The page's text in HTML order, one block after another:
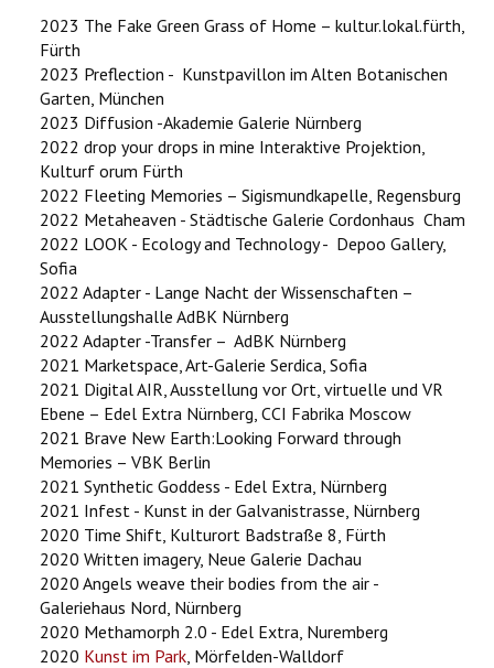
2023 The Fake Green Grass of Home – kultur.lokal.fürth,
Fürth
2023 Preflection - Kunstpavillon im Alten Botanischen
Garten, München
2023 Diffusion -Akademie Galerie Nürnberg
2022 drop your drops in mine Interaktive Projektion,
Kulturf orum Fürth
2022 Fleeting Memories – Sigismundkapelle, Regensburg
2022 Metaheaven - Städtische Galerie Cordonhaus Cham
2022 LOOK - Ecology and Technology - Depoo Gallery,
Sofia
2022 Adapter - Lange Nacht der Wissenschaften –
Ausstellungshalle AdBK Nürnberg
2022 Adapter -Transfer – AdBK Nürnberg
2021 Marketspace, Art-Galerie Serdica, Sofia
2021 Digital AIR, Ausstellung vor Ort, virtuelle und VR
Ebene – Edel Extra Nürnberg, CCI Fabrika Moscow
2021 Brave New Earth:Looking Forward through
Memories – VBK Berlin
2021 Synthetic Goddess - Edel Extra, Nürnberg
2021 Infest - Kunst in der Galvanistrasse, Nürnberg
2020 Time Shift, Kulturort Badstraße 8, Fürth
2020 Written imagery, Neue Galerie Dachau
2020 Angels weave their bodies from the air -
Galeriehaus Nord, Nürnberg
2020 Methamorph 2.0 - Edel Extra, Nuremberg
2020 Kunst im Park, Mörfelden-Walldorf